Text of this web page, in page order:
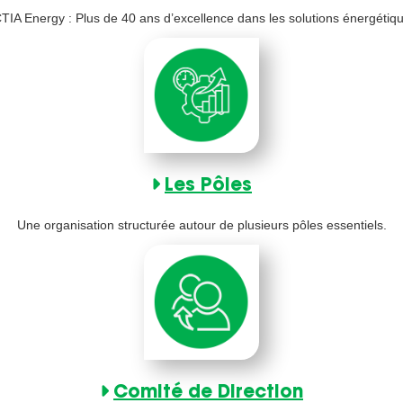
Energy : Plus de 40 ans d’excellence dans les solutions
Les Pôles
Une organisation structurée autour de plusieurs pôles essentiels.
Comité de Direction